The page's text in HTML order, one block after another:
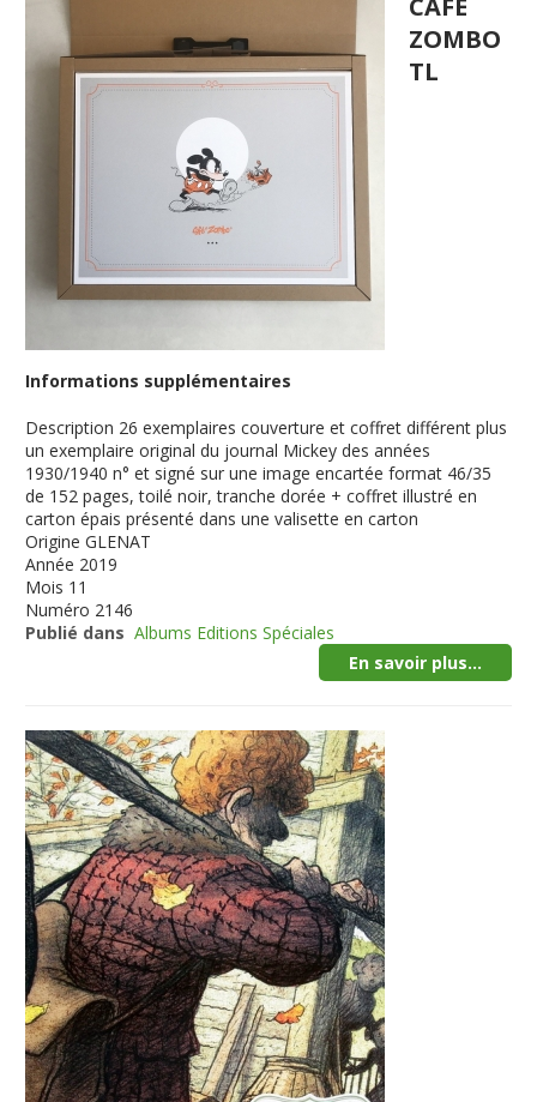
CAFE
ZOMBO
TL
Informations supplémentaires
Description 26 exemplaires couverture et coffret différent plus
un exemplaire original du journal Mickey des années
1930/1940 n° et signé sur une image encartée format 46/35
de 152 pages, toilé noir, tranche dorée + coffret illustré en
carton épais présenté dans une valisette en carton
Origine GLENAT
Année 2019
Mois 11
Numéro 2146
Publié dans Albums Editions Spéciales
En savoir plus...